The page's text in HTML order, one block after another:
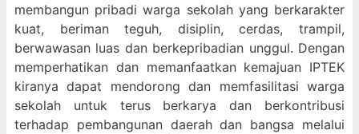
membangun pribadi warga sekolah yang berkarakter
kuat, beriman teguh, disiplin, cerdas, trampil,
berwawasan luas dan berkepribadian unggul. Dengan
memperhatikan dan memanfaatkan kemajuan IPTEK
kiranya dapat mendorong dan memfasilitasi warga
sekolah untuk terus berkarya dan berkontribusi
terhadap pembangunan daerah dan bangsa melalui